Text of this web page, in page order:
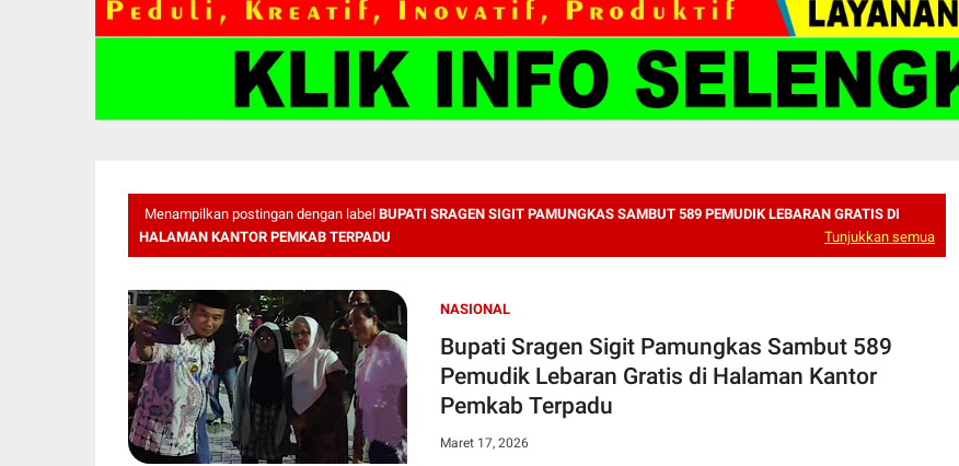
Menampilkan postingan dengan label BUPATI SRAGEN SIGIT PAMUNGKAS SAMBUT 589 PEMUDIK LEBARAN GRATIS DI
HALAMAN KANTOR PEMKAB TERPADU
Tunjukkan semua
NASIONAL
Bupati Sragen Sigit Pamungkas Sambut 589
Pemudik Lebaran Gratis di Halaman Kantor
Pemkab Terpadu
Maret 17, 2026